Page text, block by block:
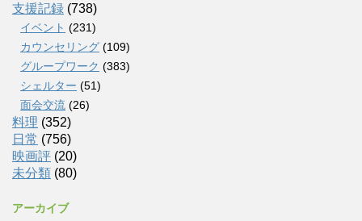
支援記録 (738)
イベント (231)
カウンセリング (109)
グループワーク (383)
シェルター (51)
面会交流 (26)
料理 (352)
日常 (756)
映画評 (20)
未分類 (80)
アーカイブ